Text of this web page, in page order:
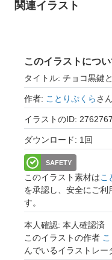
関連イラスト
このイラストにつ
タイトル: チョコ黒鍵
作者: ことりぷくらさん
イラストのID:
ダウンロード: 1回
SAFETY
このイラスト素材はこ
を承認し、安全にご利
す。
本人確認: 本人確認済
このイラストの作者
んでいるイラストレー